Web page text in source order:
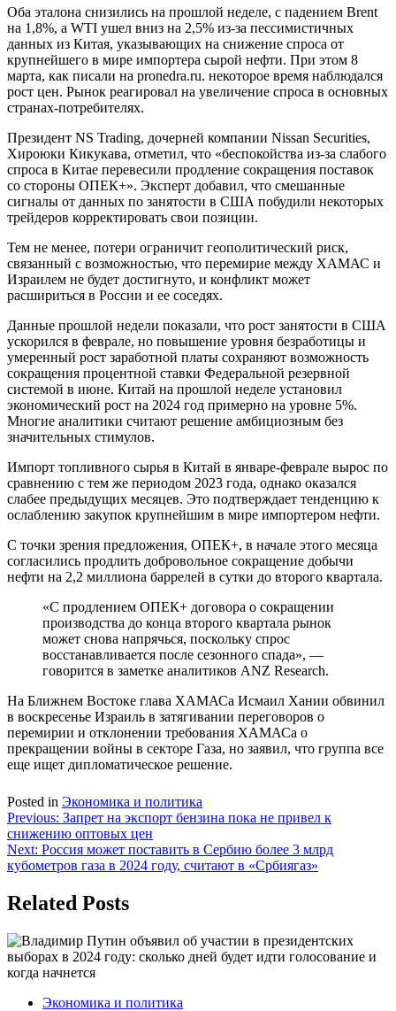
Оба эталона снизились на прошлой неделе, с падением Brent
на 1,8%, а WTI ушел вниз на 2,5% из-за пессимистичных
данных из Китая, указывающих на снижение спроса от
крупнейшего в мире импортера сырой нефти. При этом 8
марта, как писали на pronedra.ru. некоторое время наблюдался
рост цен. Рынок реагировал на увеличение спроса в основных
странах-потребителях.
Президент NS Trading, дочерней компании Nissan Securities,
Хироюки Кикукава, отметил, что «беспокойства из-за слабого
спроса в Китае перевесили продление сокращения поставок
со стороны ОПЕК+». Эксперт добавил, что смешанные
сигналы от данных по занятости в США побудили некоторых
трейдеров корректировать свои позиции.
Тем не менее, потери ограничит геополитический риск,
связанный с возможностью, что перемирие между ХАМАС и
Израилем не будет достигнуто, и конфликт может
расшириться в России и ее соседях.
Данные прошлой недели показали, что рост занятости в США
ускорился в феврале, но повышение уровня безработицы и
умеренный рост заработной платы сохраняют возможность
сокращения процентной ставки Федеральной резервной
системой в июне. Китай на прошлой неделе установил
экономический рост на 2024 год примерно на уровне 5%.
Многие аналитики считают решение амбициозным без
значительных стимулов.
Импорт топливного сырья в Китай в январе-феврале вырос по
сравнению с тем же периодом 2023 года, однако оказался
слабее предыдущих месяцев. Это подтверждает тенденцию к
ослаблению закупок крупнейшим в мире импортером нефти.
С точки зрения предложения, ОПЕК+, в начале этого месяца
согласились продлить добровольное сокращение добычи
нефти на 2,2 миллиона баррелей в сутки до второго квартала.
«С продлением ОПЕК+ договора о сокращении
производства до конца второго квартала рынок
может снова напрячься, поскольку спрос
восстанавливается после сезонного спада», —
говорится в заметке аналитиков ANZ Research.
На Ближнем Востоке глава ХАМАСа Исмаил Хании обвинил
в воскресенье Израиль в затягивании переговоров о
перемирии и отклонении требования ХАМАСа о
прекращении войны в секторе Газа, но заявил, что группа все
еще ищет дипломатическое решение.
Posted in Экономика и политика
Навигация
по
записям
Previous: Запрет на экспорт бензина пока не привел к
снижению оптовых цен
Next: Россия может поставить в Сербию более 3 млрд
кубометров газа в 2024 году, считают в «Србиягаз»
Related Posts
Экономика и политика